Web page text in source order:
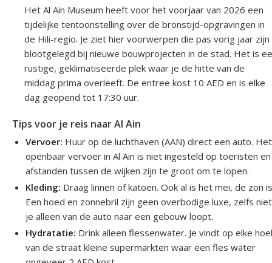
Het Al Ain Museum heeft voor het voorjaar van 2026 een
tijdelijke tentoonstelling over de bronstijd-opgravingen in
de Hili-regio. Je ziet hier voorwerpen die pas vorig jaar zijn
blootgelegd bij nieuwe bouwprojecten in de stad. Het is
rustige, geklimatiseerde plek waar je de hitte van de
middag prima overleeft. De entree kost 10 AED en is elke
dag geopend tot 17:30 uur.
Tips voor je reis naar Al Ain
Vervoer: Huur op de luchthaven (AAN) direct een auto. Het
openbaar vervoer in Al Ain is niet ingesteld op toeristen
afstanden tussen de wijken zijn te groot om te lopen.
Kleding: Draag linnen of katoen. Ook al is het mei, de zon
Een hoed en zonnebril zijn geen overbodige luxe, zelfs
je alleen van de auto naar een gebouw loopt.
Hydratatie: Drink alleen flessenwater. Je vindt op elke
van de straat kleine supermarkten waar een fles water